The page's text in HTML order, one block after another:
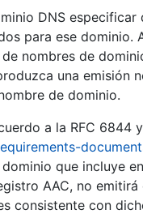
DNS especificar
para ese dominio.
nombres de
una emisión
de dominio.
a la RFC 6844
que incluye
AAC, no emitirá
consistente con